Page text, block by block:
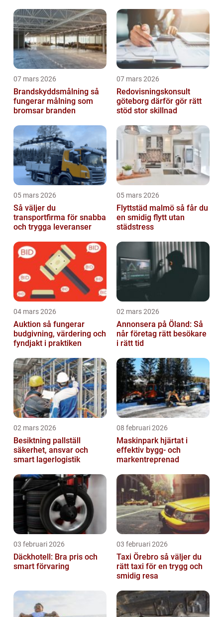
07 mars 2026
Brandskyddsmålning så
fungerar målning som
bromsar branden
07 mars 2026
Redovisningskonsult
göteborg därför gör rätt
stöd stor skillnad
05 mars 2026
Så väljer du
transportfirma för snabba
och trygga leveranser
05 mars 2026
Flyttstäd malmö så får du
en smidig flytt utan
städstress
04 mars 2026
Auktion så fungerar
budgivning, värdering och
fyndjakt i praktiken
02 mars 2026
Annonsera på Öland: Så
når företag rätt besökare
i rätt tid
02 mars 2026
Besiktning pallställ
säkerhet, ansvar och
smart lagerlogistik
08 februari 2026
Maskinpark hjärtat i
effektiv bygg- och
markentreprenad
03 februari 2026
Däckhotell: Bra pris och
smart förvaring
03 februari 2026
Taxi Örebro så väljer du
rätt taxi för en trygg och
smidig resa